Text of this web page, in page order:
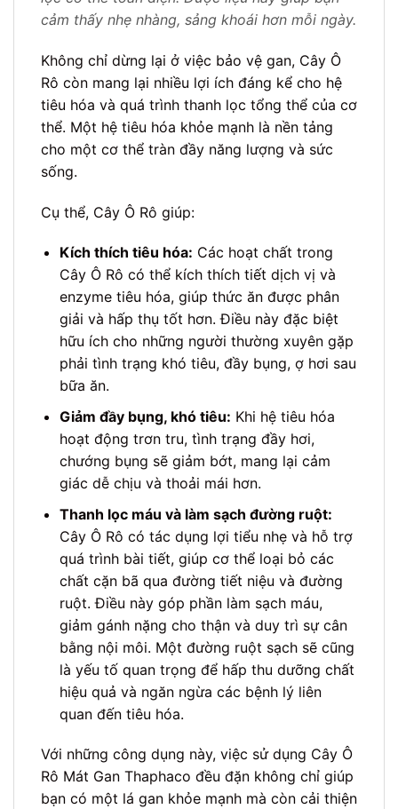
cảm thấy nhẹ nhàng, sảng khoái hơn mỗi ngày.
Không chỉ dừng lại ở việc bảo vệ gan, Cây Ô
Rô còn mang lại nhiều lợi ích đáng kể cho hệ
tiêu hóa và quá trình thanh lọc tổng thể của cơ
thể. Một hệ tiêu hóa khỏe mạnh là nền tảng
cho một cơ thể tràn đầy năng lượng và sức
sống.
Cụ thể, Cây Ô Rô giúp:
Kích thích tiêu hóa: Các hoạt chất trong
Cây Ô Rô có thể kích thích tiết dịch vị và
enzyme tiêu hóa, giúp thức ăn được phân
giải và hấp thụ tốt hơn. Điều này đặc biệt
hữu ích cho những người thường xuyên gặp
phải tình trạng khó tiêu, đầy bụng, ợ hơi sau
bữa ăn.
Giảm đầy bụng, khó tiêu: Khi hệ tiêu hóa
hoạt động trơn tru, tình trạng đầy hơi,
chướng bụng sẽ giảm bớt, mang lại cảm
giác dễ chịu và thoải mái hơn.
Thanh lọc máu và làm sạch đường ruột:
Cây Ô Rô có tác dụng lợi tiểu nhẹ và hỗ trợ
quá trình bài tiết, giúp cơ thể loại bỏ các
chất cặn bã qua đường tiết niệu và đường
ruột. Điều này góp phần làm sạch máu,
giảm gánh nặng cho thận và duy trì sự cân
bằng nội môi. Một đường ruột sạch sẽ cũng
là yếu tố quan trọng để hấp thu dưỡng chất
hiệu quả và ngăn ngừa các bệnh lý liên
quan đến tiêu hóa.
Với những công dụng này, việc sử dụng Cây Ô
Rô Mát Gan Thaphaco đều đặn không chỉ giúp
bạn có một lá gan khỏe mạnh mà còn cải thiện